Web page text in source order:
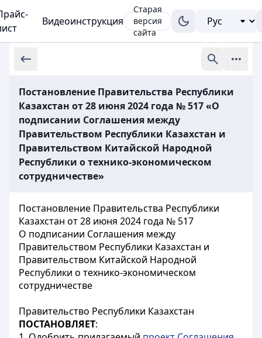
Видеоинструкция
Старая
версия
сайта
Постановление Правительства Республики
Казахстан от 28 июня 2024 года № 517 «О
подписании Соглашения между
Правительством Республики Казахстан и
Правительством Китайской Народной
Республики о технико-экономическом
сотрудничестве»
Постановление Правительства Республики
Казахстан от 28 июня 2024 года № 517
О подписании Соглашения между
Правительством Республики Казахстан и
Правительством Китайской Народной
Республики о технико-экономическом
сотрудничестве
Правительство Республики Казахстан
ПОСТАНОВЛЯЕТ: